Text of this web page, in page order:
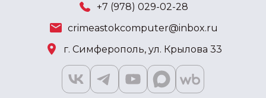
+7 (978) 029-02-28
crimeastokcomputer@inbox.ru
г. Симферополь, ул. Крылова 33